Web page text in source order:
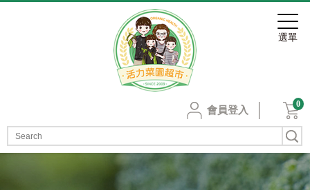
會員登入
0